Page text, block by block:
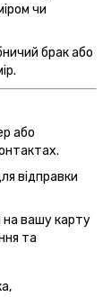
чи
брак або
або
відправки
на вашу карту
та